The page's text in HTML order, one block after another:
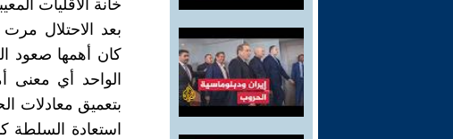
خانة الأقليات
بعد الاحتلال
كان أهمها صعود
الواحد أي معنى
بتعميق معادلات
استعادة السلطة